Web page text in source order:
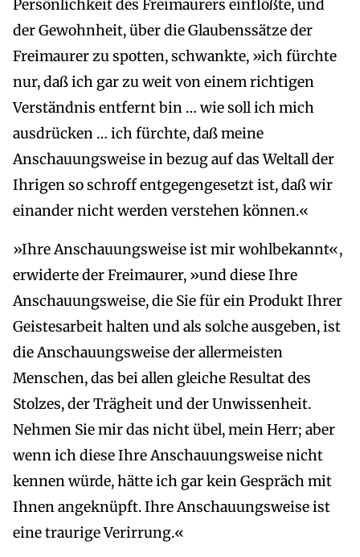
Persönlichkeit des Freimaurers einflößte, und
der Gewohnheit, über die Glaubenssätze der
Freimaurer zu spotten, schwankte, »ich fürchte
nur, daß ich gar zu weit von einem richtigen
Verständnis entfernt bin … wie soll ich mich
ausdrücken … ich fürchte, daß meine
Anschauungsweise in bezug auf das Weltall der
Ihrigen so schroff entgegengesetzt ist, daß wir
einander nicht werden verstehen können.«
»Ihre Anschauungsweise ist mir wohlbekannt«,
erwiderte der Freimaurer, »und diese Ihre
Anschauungsweise, die Sie für ein Produkt Ihrer
Geistesarbeit halten und als solche ausgeben, ist
die Anschauungsweise der allermeisten
Menschen, das bei allen gleiche Resultat des
Stolzes, der Trägheit und der Unwissenheit.
Nehmen Sie mir das nicht übel, mein Herr; aber
wenn ich diese Ihre Anschauungsweise nicht
kennen würde, hätte ich gar kein Gespräch mit
Ihnen angeknüpft. Ihre Anschauungsweise ist
eine traurige Verirrung.«